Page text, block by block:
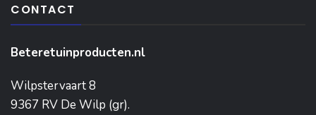
CONTACT
Beteretuinproducten.nl
Wilpstervaart 8
9367 RV De Wilp (gr).